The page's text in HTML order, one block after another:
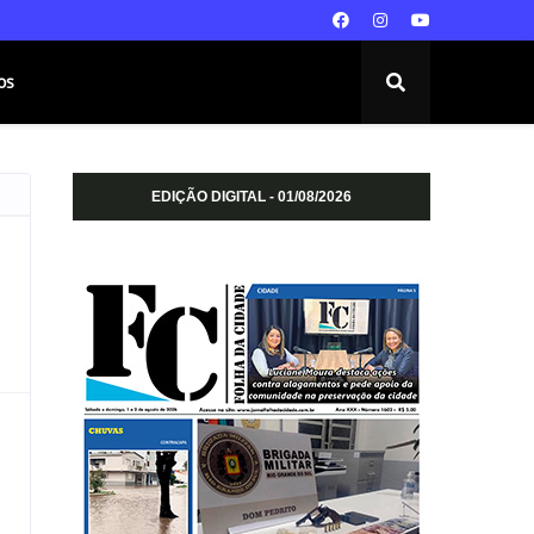
EDIÇÃO DIGITAL - 01/08/2026